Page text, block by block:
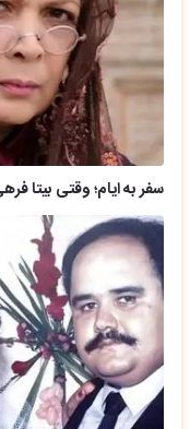
سفر به ایام؛ وقتی بیتا